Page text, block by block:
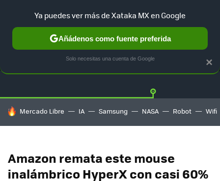
GUÍA DE COMPRAS MERCADO LIBRE
HOY SE HABLA DE
Mercado Libre IA Samsung NASA Robot Wifi
Amazon remata este mouse
inalámbrico HyperX con casi 60%
×
Ya puedes ver más de Xataka MX en Google
Añádenos como fuente preferida
Solo necesitas una cuenta de Google